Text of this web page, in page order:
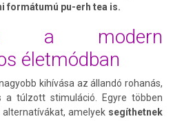
formátumú pu-erh tea is.
a modern
életmódban
kihívása az állandó rohanás,
a túlzott stimuláció. Egyre többen
amelyek segíthetnek